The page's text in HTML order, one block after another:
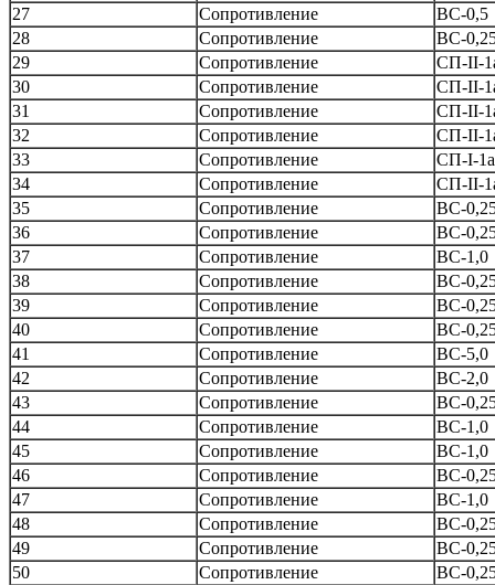
27
Сопротивление
ВС-0,5
28
Сопротивление
ВС-
29
Сопротивление
СП-II-
30
Сопротивление
СП-II-
31
Сопротивление
СП-II-
32
Сопротивление
СП-II-
33
Сопротивление
СП-I-1а
34
Сопротивление
СП-II-
35
Сопротивление
ВС-
36
Сопротивление
ВС-
37
Сопротивление
ВС-1,0
38
Сопротивление
ВС-
39
Сопротивление
ВС-
40
Сопротивление
ВС-
41
Сопротивление
ВС-5,0
42
Сопротивление
ВС-2,0
43
Сопротивление
ВС-
44
Сопротивление
ВС-1,0
45
Сопротивление
ВС-1,0
46
Сопротивление
ВС-
47
Сопротивление
ВС-1,0
48
Сопротивление
ВС-
49
Сопротивление
ВС-
50
Сопротивление
ВС-